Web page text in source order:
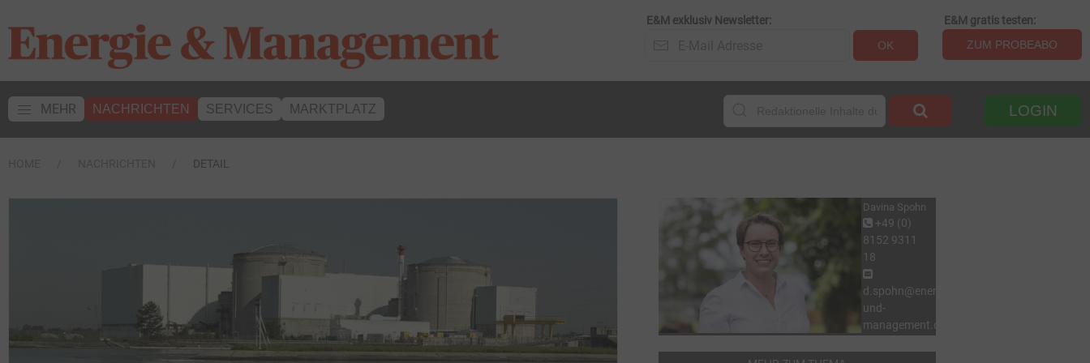
E&M exklusiv Newsletter:
OK
E&M gratis testen:
ZUM PROBEABO
MEHR NACHRICHTEN SERVICES MARKTPLATZ LOGIN
DETAIL
Davina Spohn
+49 (0)
8152 9311
18
d.spohn@energie-
und-
management.de